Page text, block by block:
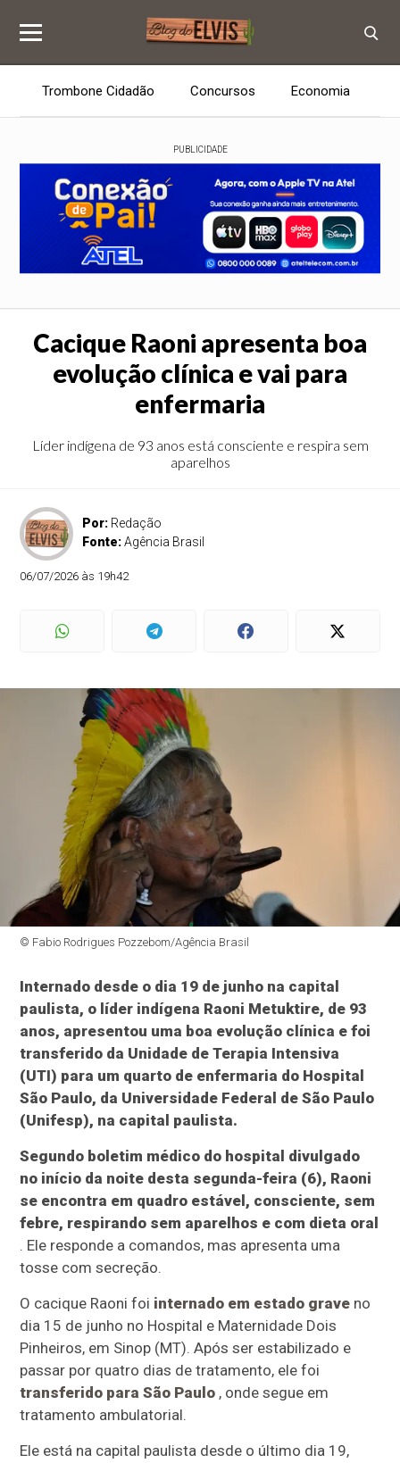
Trombone Cidadão Concursos Economia
PUBLICIDADE
Cacique Raoni apresenta boa
evolução clínica e vai para
enfermaria
Líder indígena de 93 anos está consciente e respira sem
aparelhos
Por: Redação
Fonte:Agência Brasil
06/07/2026 às 19h42
© Fabio Rodrigues Pozzebom/Agência Brasil
Internado desde o dia 19 de junho na capital
paulista, o líder indígena Raoni Metuktire, de 93
anos, apresentou uma boa evolução clínica e foi
transferido da Unidade de Terapia Intensiva
(UTI) para um quarto de enfermaria do Hospital
São Paulo, da Universidade Federal de São Paulo
(Unifesp), na capital paulista.
Segundo boletim médico do hospital divulgado
no início da noite desta segunda-feira (6), Raoni
se encontra em quadro estável, consciente, sem
febre, respirando sem aparelhos e com dieta oral
. Ele responde a comandos, mas apresenta uma
tosse com secreção.
O cacique Raoni foi internado em estado grave no
dia 15 de junho no Hospital e Maternidade Dois
Pinheiros, em Sinop (MT). Após ser estabilizado e
passar por quatro dias de tratamento, ele foi
transferido para São Paulo , onde segue em
tratamento ambulatorial.
Ele está na capital paulista desde o último dia 19,